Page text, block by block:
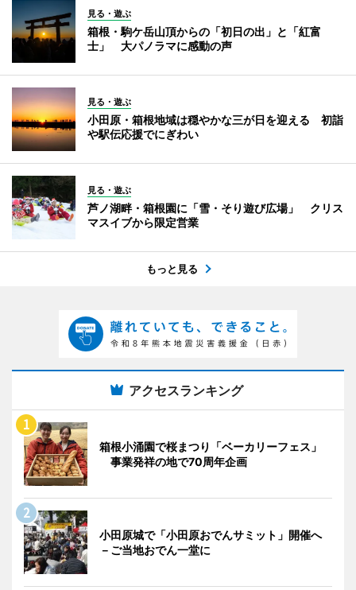
見る・遊ぶ
箱根・駒ケ岳山頂からの「初日の出」と「紅富
士」 大パノラマに感動の声
見る・遊ぶ
小田原・箱根地域は穏やかな三が日を迎える 初詣
や駅伝応援でにぎわい
見る・遊ぶ
芦ノ湖畔・箱根園に「雪・そり遊び広場」 クリス
マスイブから限定営業
もっと見る
アクセスランキング
箱根小涌園で桜まつり「ベーカリーフェス」
事業発祥の地で70周年企画
小田原城で「小田原おでんサミット」開催へ
－ご当地おでん一堂に